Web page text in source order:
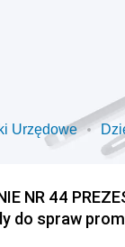
Urzędowe
NR 44
do spraw